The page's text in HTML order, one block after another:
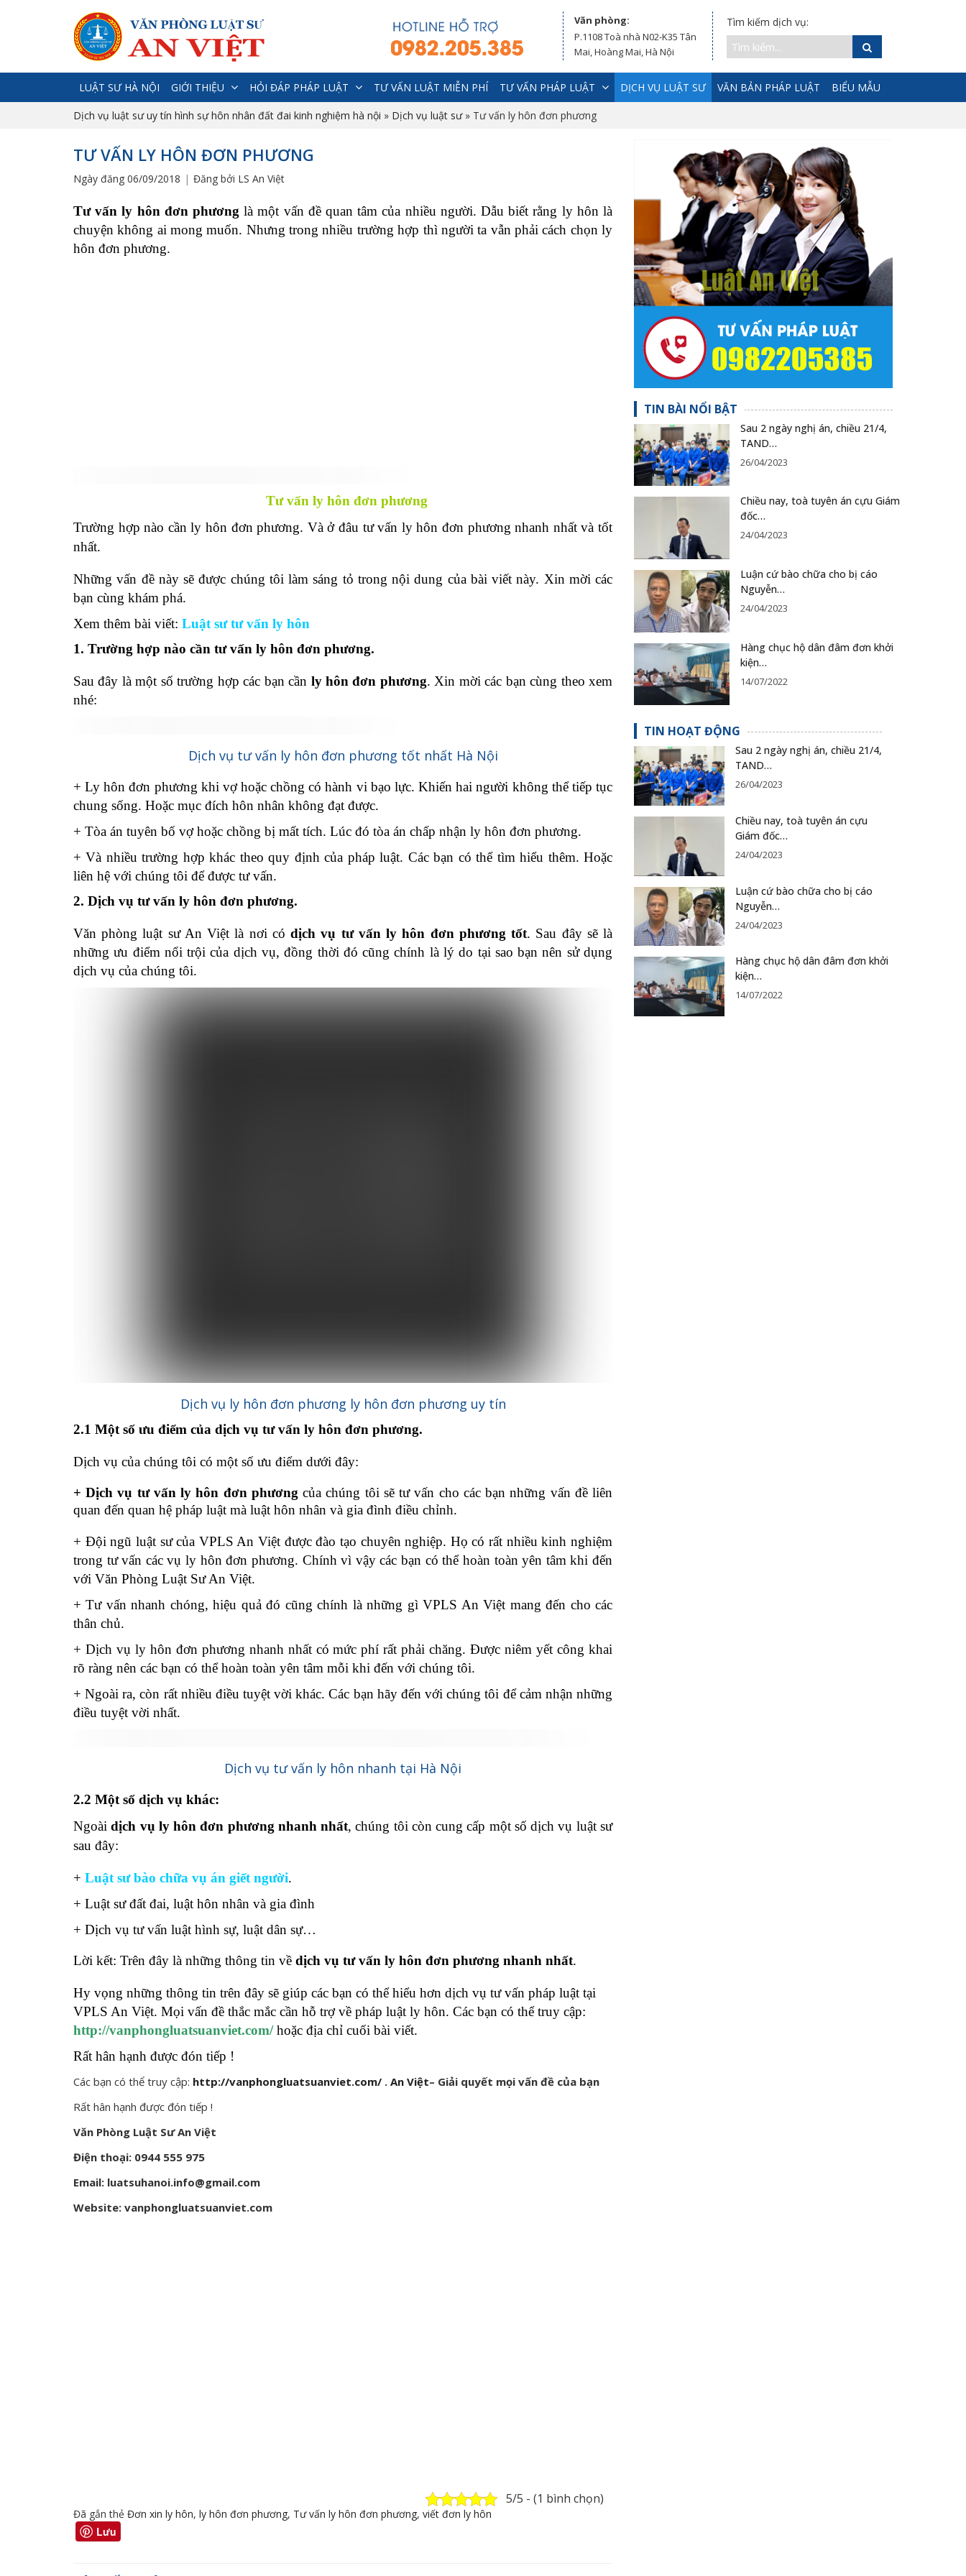
Văn phòng:
P.1108 Toà nhà N02-K35 Tân
Mai, Hoàng Mai, Hà Nội
Tìm kiếm dịch vụ:
LUẬT SƯ HÀ NỘI GIỚI THIỆU HỎI ĐÁP PHÁP LUẬT TƯ VẤN LUẬT MIỄN PHÍ TƯ VẤN PHÁP LUẬT DỊCH VỤ LUẬT SƯ VĂN BẢN PHÁP LUẬT BIỂU MẪU
Dịch vụ luật sư uy tín hình sự hôn nhân đất đai kinh nghiệm hà nội » Dịch vụ luật sư» Tư vấn ly hôn đơn phương
TƯ VẤN LY HÔN ĐƠN PHƯƠNG
Ngày đăng 06/09/2018 Đăng bởi LS An Việt
Tư vấn ly hôn đơn phương là một vấn đề quan tâm của nhiều người. Dẫu biết rằng ly hôn là
chuyện không ai mong muốn. Nhưng trong nhiều trường hợp thì người ta vẫn phải cách chọn ly
hôn đơn phương.
Tư vấn ly hôn đơn phương
Trường hợp nào cần ly hôn đơn phương. Và ở đâu tư vấn ly hôn đơn phương nhanh nhất và tốt
nhất.
Những vấn đề này sẽ được chúng tôi làm sáng tỏ trong nội dung của bài viết này. Xin mời các
bạn cùng khám phá.
Xem thêm bài viết: Luật sư tư vấn ly hôn
1. Trường hợp nào cần tư vấn ly hôn đơn phương.
Sau đây là một số trường hợp các bạn cần ly hôn đơn phương. Xin mời các bạn cùng theo xem
nhé:
Dịch vụ tư vấn ly hôn đơn phương tốt nhất Hà Nội
+ Ly hôn đơn phương khi vợ hoặc chồng có hành vi bạo lực. Khiến hai người không thể tiếp tục
chung sống. Hoặc mục đích hôn nhân không đạt được.
+ Tòa án tuyên bố vợ hoặc chồng bị mất tích. Lúc đó tòa án chấp nhận ly hôn đơn phương.
+ Và nhiều trường hợp khác theo quy định của pháp luật. Các bạn có thể tìm hiểu thêm. Hoặc
liên hệ với chúng tôi để được tư vấn.
2. Dịch vụ tư vấn ly hôn đơn phương.
Văn phòng luật sư An Việt là nơi códịch vụ tư vấn ly hôn đơn phương tốt. Sau đây sẽ là
những ưu điểm nổi trội của dịch vụ, đồng thời đó cũng chính là lý do tại sao bạn nên sử dụng
dịch vụ của chúng tôi.
Dịch vụ ly hôn đơn phương ly hôn đơn phương uy tín
2.1 Một số ưu điểm của dịch vụ tư vấn ly hôn đơn phương.
Dịch vụ của chúng tôi có một số ưu điểm dưới đây:
+ Dịch vụ tư vấn ly hôn đơn phương của chúng tôi sẽ tư vấn cho các bạn những vấn đề liên
quan đến quan hệ pháp luật mà luật hôn nhân và gia đình điều chỉnh.
+ Đội ngũ luật sư của VPLS An Việt được đào tạo chuyên nghiệp. Họ có rất nhiều kinh nghiệm
trong tư vấn các vụ ly hôn đơn phương. Chính vì vậy các bạn có thể hoàn toàn yên tâm khi đến
với Văn Phòng Luật Sư An Việt.
+ Tư vấn nhanh chóng, hiệu quả đó cũng chính là những gì VPLS An Việt mang đến cho các
thân chủ.
+ Dịch vụ ly hôn đơn phương nhanh nhất có mức phí rất phải chăng. Được niêm yết công khai
rõ ràng nên các bạn có thể hoàn toàn yên tâm mỗi khi đến với chúng tôi.
+ Ngoài ra, còn rất nhiều điều tuyệt vời khác. Các bạn hãy đến với chúng tôi để cảm nhận những
điều tuyệt vời nhất.
Dịch vụ tư vấn ly hôn nhanh tại Hà Nội
2.2 Một số dịch vụ khác:
Ngoàidịch vụ ly hôn đơn phương nhanh nhất, chúng tôi còn cung cấp một số dịch vụ luật sư
sau đây:
+ Luật sư bào chữa vụ án giết người.
+ Luật sư đất đai, luật hôn nhân và gia đình
+ Dịch vụ tư vấn luật hình sự, luật dân sự…
Lời kết: Trên đây là những thông tin về dịch vụ tư vấn ly hôn đơn phương nhanh nhất.
Hy vọng những thông tin trên đây sẽ giúp các bạn có thể hiểu hơn dịch vụ tư vấn pháp luật tại
VPLS An Việt. Mọi vấn đề thắc mắc cần hỗ trợ về pháp luật ly hôn. Các bạn có thể truy cập:
http://vanphongluatsuanviet.com/ hoặc địa chỉ cuối bài viết.
Rất hân hạnh được đón tiếp !
Các bạn có thể truy cập: http://vanphongluatsuanviet.com/ . An Việt– Giải quyết mọi vấn đề của bạn
Rất hân hạnh được đón tiếp !
Văn Phòng Luật Sư An Việt
Điện thoại: 0944 555 975
Email: luatsuhanoi.info@gmail.com
Website: vanphongluatsuanviet.com
5/5 - (1 bình chọn)
Đã gắn thẻ Đơn xin ly hôn, ly hôn đơn phương, Tư vấn ly hôn đơn phương, viết đơn ly hôn
Lưu
TIN BÀI NỔI BẬT
Sau 2 ngày nghị án, chiều 21/4,
TAND…
26/04/2023
Chiều nay, toà tuyên án cựu Giám
đốc…
24/04/2023
Luận cứ bào chữa cho bị cáo
Nguyễn…
24/04/2023
Hàng chục hộ dân đâm đơn khởi
kiện…
14/07/2022
TIN HOẠT ĐỘNG
Sau 2 ngày nghị án, chiều 21/4,
TAND…
26/04/2023
Chiều nay, toà tuyên án cựu
Giám đốc…
24/04/2023
Luận cứ bào chữa cho bị cáo
Nguyễn…
24/04/2023
Hàng chục hộ dân đâm đơn khởi
kiện…
14/07/2022